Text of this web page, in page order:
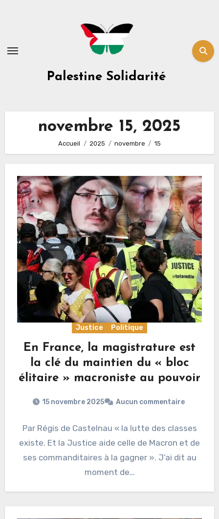
Palestine Solidarité
novembre 15, 2025
Accueil 2025 novembre 15
Justice Politique
En France, la magistrature est
la clé du maintien du « bloc
élitaire » macroniste au pouvoir
15 novembre 2025 Aucun commentaire
Par Régis de Castelnau « la lutte des classes
existe. Et la Justice aide celle de Macron et de
ses commanditaires à la gagner ». J’ai dit au
moment de…